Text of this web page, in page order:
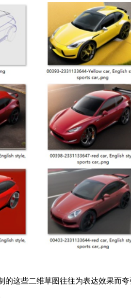
的这些二维草图往往为表达效果而